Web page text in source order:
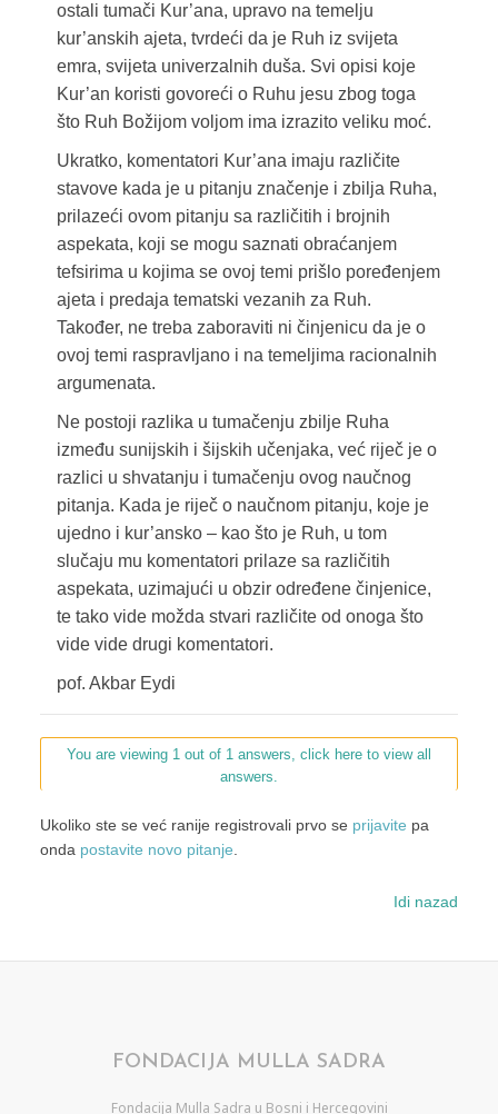
ostali tumači Kur’ana, upravo na temelju
kur’anskih ajeta, tvrdeći da je Ruh iz svijeta
emra, svijeta univerzalnih duša. Svi opisi koje
Kur’an koristi govoreći o Ruhu jesu zbog toga
što Ruh Božijom voljom ima izrazito veliku moć.
Ukratko, komentatori Kur’ana imaju različite
stavove kada je u pitanju značenje i zbilja Ruha,
prilazeći ovom pitanju sa različitih i brojnih
aspekata, koji se mogu saznati obraćanjem
tefsirima u kojima se ovoj temi prišlo poređenjem
ajeta i predaja tematski vezanih za Ruh.
Također, ne treba zaboraviti ni činjenicu da je o
ovoj temi raspravljano i na temeljima racionalnih
argumenata.
Ne postoji razlika u tumačenju zbilje Ruha
između sunijskih i šijskih učenjaka, već riječ je o
razlici u shvatanju i tumačenju ovog naučnog
pitanja. Kada je riječ o naučnom pitanju, koje je
ujedno i kur’ansko – kao što je Ruh, u tom
slučaju mu komentatori prilaze sa različitih
aspekata, uzimajući u obzir određene činjenice,
te tako vide možda stvari različite od onoga što
vide vide drugi komentatori.
pof. Akbar Eydi
You are viewing 1 out of 1 answers, click here to view all
answers.
Ukoliko ste se već ranije registrovali prvo se prijavite pa
onda postavite novo pitanje.
Idi nazad
FONDACIJA MULLA SADRA
Fondacija Mulla Sadra u Bosni i Hercegovini